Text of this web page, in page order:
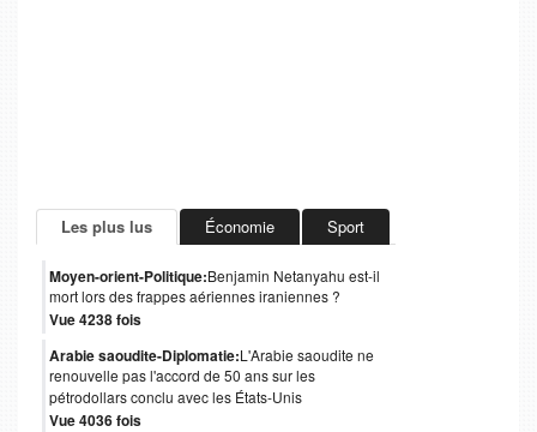
Les plus lus Économie Sport
Moyen-orient-Politique:Benjamin Netanyahu est-il
mort lors des frappes aériennes iraniennes ?
Vue 4238 fois
Arabie saoudite-Diplomatie:L'Arabie saoudite ne
renouvelle pas l'accord de 50 ans sur les
pétrodollars conclu avec les États-Unis
Vue 4036 fois